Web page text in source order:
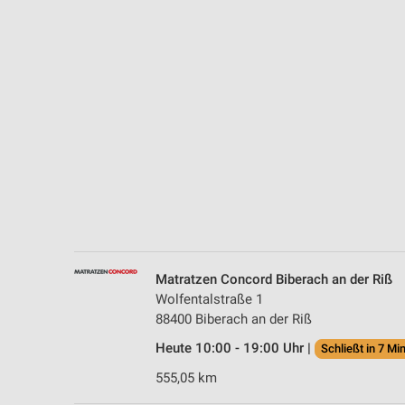
Matratzen Concord Biberach an der Riß
Wolfentalstraße 1
88400 Biberach an der Riß
Heute 10:00 - 19:00 Uhr |
Schließt in 7
555,05 km